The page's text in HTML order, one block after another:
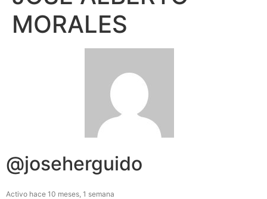
MORALES
@joseherguido
Activo hace 10 meses, 1 semana